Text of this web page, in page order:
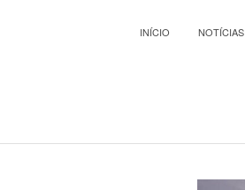
INÍCIO NOTÍCIAS